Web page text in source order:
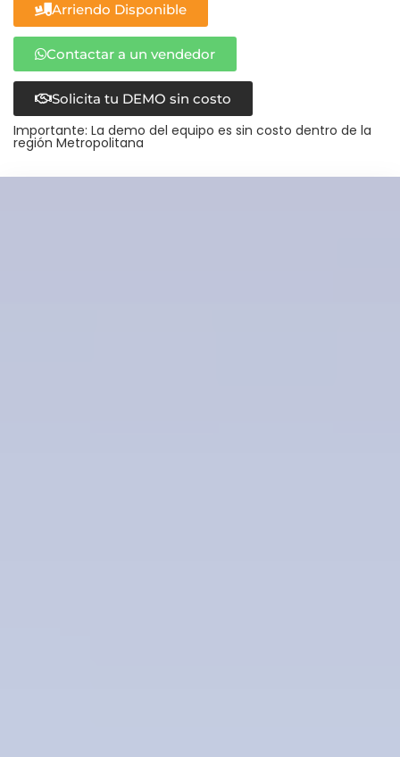
Arriendo Disponible
Contactar a un vendedor
Solicita tu DEMO sin costo
Importante: La demo del equipo es sin costo dentro de la
región Metropolitana